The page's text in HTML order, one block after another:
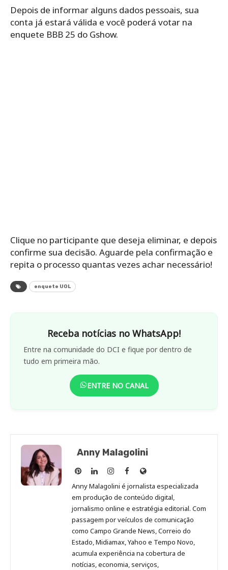
Depois de informar alguns dados pessoais, sua
conta já estará válida e você poderá votar na
enquete BBB 25 do Gshow.
Clique no participante que deseja eliminar, e depois
confirme sua decisão. Aguarde pela confirmação e
repita o processo quantas vezes achar necessário!
enquete UOL
Receba notícias no WhatsApp!
Entre na comunidade do DCI e fique por dentro de
tudo em primeira mão.
ENTRE NO CANAL
Anny Malagolini
Anny
Malagolini
no
Pinterest
Anny
Malagolini
no
LinkedIn
Anny
Malagolini
no
Instagram
Anny
Malagolini
no
Facebook
Site
de
Anny
Malagolini
Anny Malagolini é jornalista especializada
em produção de conteúdo digital,
jornalismo online e estratégia editorial. Com
passagem por veículos de comunicação
como Campo Grande News, Correio do
Estado, Midiamax, Yahoo e Tempo Novo,
acumula experiência na cobertura de
notícias, economia, serviços,